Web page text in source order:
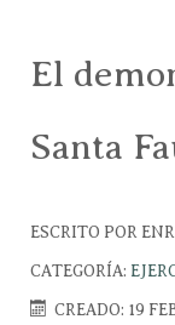
El
Santa
ESCRITO POR
CATEGORÍA:
CREADO: 19